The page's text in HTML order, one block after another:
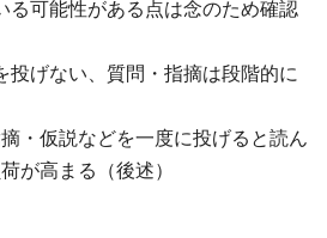
る可能性がある点は念のため確認
投げない、質問・指摘は段階的に
・仮説などを一度に投げると読ん
が高まる（後述）